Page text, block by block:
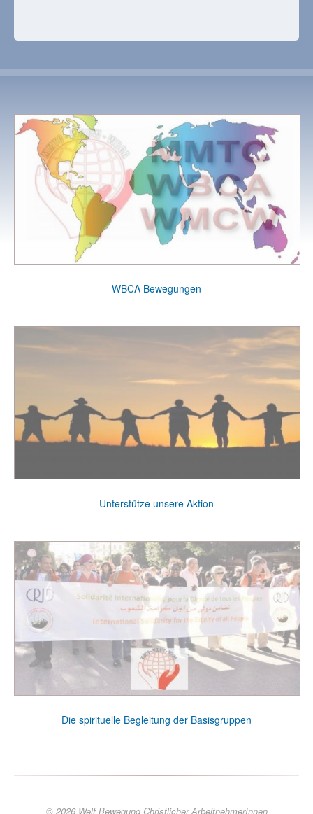
WBCA Bewegungen
Unterstütze unsere Aktion
Die spirituelle Begleitung der Basisgruppen
© 2026 Welt Bewegung Christlicher ArbeitnehmerInnen